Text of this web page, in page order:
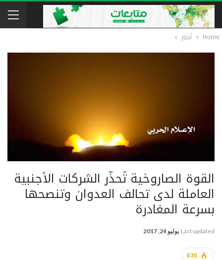
Home أخبار
القوة الصاروخية تُحذّر الشركات الأجنبية
العاملة لدى تحالف العدوان وتنصحها
بسرعة المغادرة
Last updated يوليو 24, 2017
630